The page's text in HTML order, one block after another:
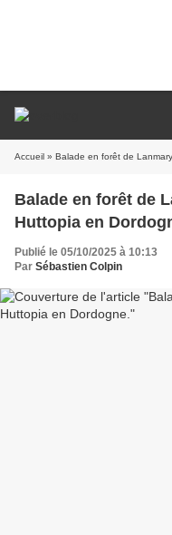
Accueil » Balade en forêt de
Balade en forêt de
Huttopia en
Publié le 05/10/2025 à 10:13
Par Sébastien Colpin